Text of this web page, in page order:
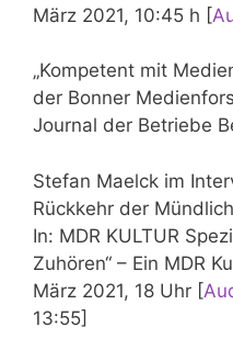
März 2021, 10:45 h [
„Kompetent mit
der Bonner
Journal der Betriebe
Stefan Maelck im
Rückkehr der
In: MDR KULTUR
Zuhören“ – Ein MDR
März 2021, 18 Uhr [
13:55]